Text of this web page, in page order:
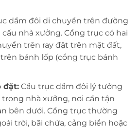
dầm đôi di chuyển trên đường
nhà xưởng. Cổng trục có hai
trên ray đặt trên mặt đất,
bánh lốp (cổng trục bánh
đặt:Cầu trục dầm đôi lý tưởng
nhà xưởng, nơi cần tận
bên dưới. Cổng trục thường
trời, bãi chứa, cảng biển hoặc